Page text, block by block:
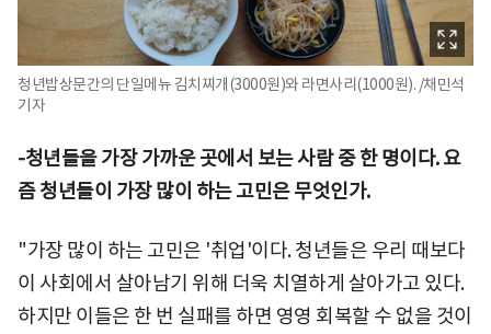
청년밥상문간의 단일메뉴 김치찌개(3000원)와 라면사리(1000원). /채민석
기자
-청년들을 가장 가까운 곳에서 보는 사람 중 한 명이다. 요
즘 청년들이 가장 많이 하는 고민은 무엇인가.
"가장 많이 하는 고민은 '취업'이다. 청년들은 우리 때보다
이 사회에서 살아남기 위해 더욱 치열하게 살아가고 있다.
하지만 이들은 한 번 실패를 하면 영영 회복할 수 없을 것이